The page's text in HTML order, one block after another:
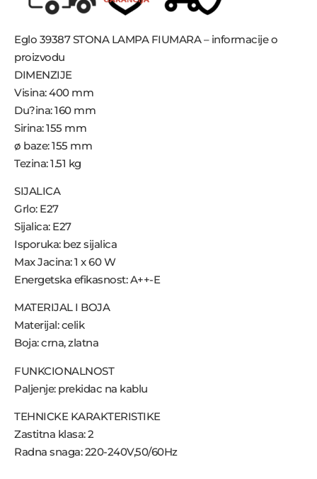
Eglo 39387 STONA LAMPA FIUMARA – informacije o
proizvodu
DIMENZIJE
Visina: 400 mm
Du?ina: 160 mm
Sirina: 155 mm
ø baze: 155 mm
Tezina: 1.51 kg
SIJALICA
Grlo: E27
Sijalica: E27
Isporuka: bez sijalica
Max Jacina: 1 x 60 W
Energetska efikasnost: A++-E
MATERIJAL I BOJA
Materijal: celik
Boja: crna, zlatna
FUNKCIONALNOST
Paljenje: prekidac na kablu
TEHNICKE KARAKTERISTIKE
Zastitna klasa: 2
Radna snaga: 220-240V,50/60Hz